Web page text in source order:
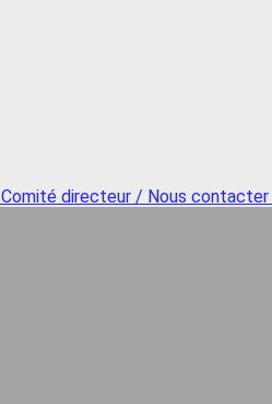
Comité directeur / Nous contacter